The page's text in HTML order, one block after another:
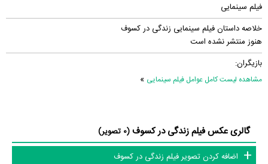
فیلم سینمایی
خلاصه داستان فیلم سینمایی زندگی در کسوف
هنوز منتشر نشده است
بازیگران:
مشاهده لیست کامل عوامل فیلم سینمایی »
گالری عکس فیلم زندگی در کسوف(0 تصویر)
اضافه کردن تصویر فیلم زندگی در کسوف